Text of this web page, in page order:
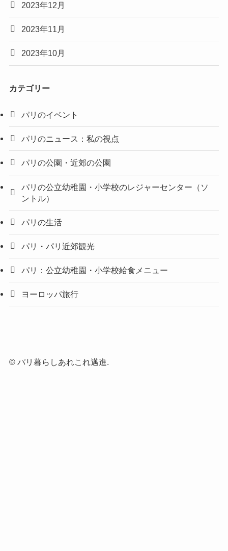
2023年12月
2023年11月
2023年10月
カテゴリー
パリのイベント
パリのニュース：私の視点
パリの公園・近郊の公園
パリの公立幼稚園・小学校のレジャーセンター（ソ
ントル）
パリの生活
パリ・パリ近郊観光
パリ：公立幼稚園・小学校給食メニュー
ヨーロッパ旅行
©パリ暮らしあれこれ邁進.